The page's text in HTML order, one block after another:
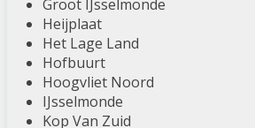
Groot IJsselmonde
Heijplaat
Het Lage Land
Hofbuurt
Hoogvliet Noord
IJsselmonde
Kop Van Zuid